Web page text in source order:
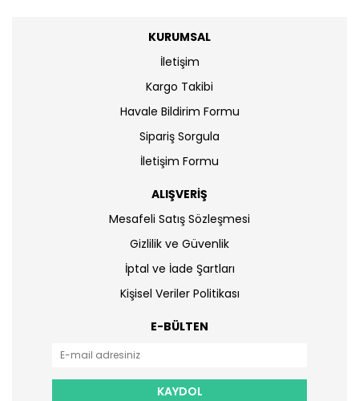
KURUMSAL
İletişim
Kargo Takibi
Havale Bildirim Formu
Sipariş Sorgula
İletişim Formu
ALIŞVERİŞ
Mesafeli Satış Sözleşmesi
Gizlilik ve Güvenlik
İptal ve İade Şartları
Kişisel Veriler Politikası
E-BÜLTEN
KAYDOL